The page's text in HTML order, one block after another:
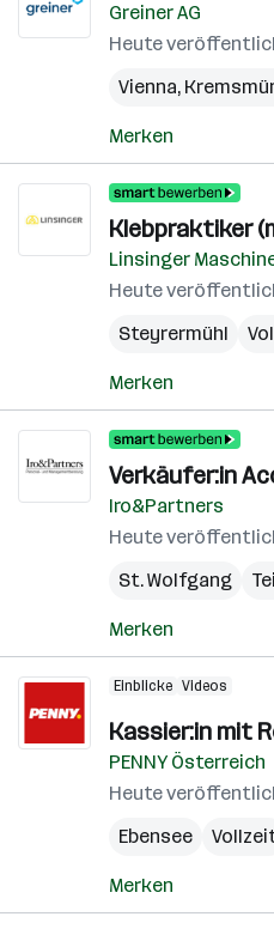
Greiner AG
Heute
Vienna,
Merken
Klebpraktiker
Linsinger
Heute
Steyrermühl
Merken
Verkäufer:in
Iro&Partners
Heute
St. Wolfgang
Merken
Einblicke Videos
Kassier:in mit
PENNY Österreich
Heute
Ebensee
Merken